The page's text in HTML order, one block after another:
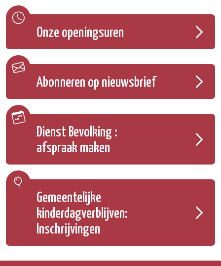
Onze openingsuren
Abonneren op nieuwsbrief
Dienst Bevolking :
afspraak maken
Gemeentelijke
kinderdagverblijven:
Inschrijvingen